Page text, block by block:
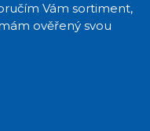
Vám sortiment,
ověřený svou